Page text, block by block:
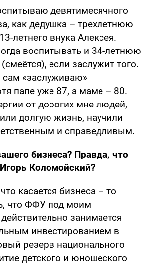
девятимесячного
как дедушка – трехлетнюю
летнего внука Алексея.
воспитывать и 34-летнюю
если заслужит того.
сам «заслуживаю»
папе уже 87, а маме – 80.
от дорогих мне людей,
долгую жизнь, научили
и справедливым.
бизнеса? Правда, что
Коломойский?
касается бизнеса – то
что ФФУ под моим
занимается
инвестированием в
резерв национального
детского и юношеского